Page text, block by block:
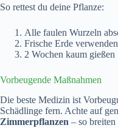
So rettest du deine Pflanze:
Alle faulen Wurzeln
Frische Erde verwenden
2 Wochen kaum gießen
Vorbeugende Maßnahmen
Die beste Medizin ist
Schädlinge fern. Achte auf
Zimmerpflanzen – so